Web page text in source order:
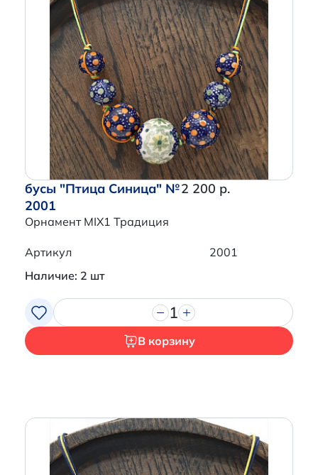
бусы "Птица Синица" №
2001
Орнамент MIX1 Традиция
2 200 р.
Артикул
2001
Наличие: 2 шт
1
В корзину